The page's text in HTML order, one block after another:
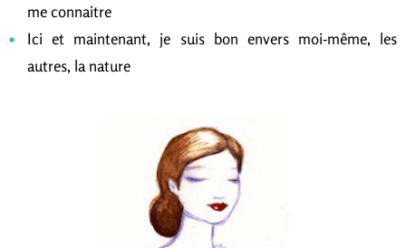
me connaitre
Ici et maintenant, je suis bon envers moi-même, les
autres, la nature